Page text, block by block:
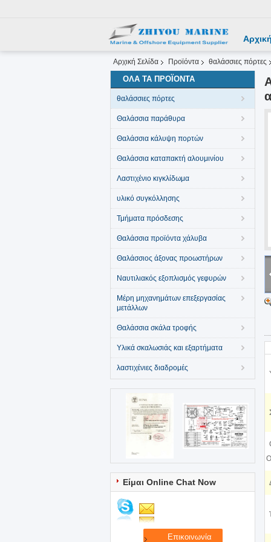
Αρχική Σελίδα Προϊόντα θαλάσσιες πόρτες
ΌΛΑ ΤΑ ΠΡΟΪΌΝΤΑ
θαλάσσιες πόρτες
Θαλάσσια παράθυρα
Θαλάσσια κάλυψη πορτών
Θαλάσσια καταπακτή αλουμινίου
Λαστιχένιο κιγκλίδωμα
υλικό συγκόλλησης
Τμήματα πρόσδεσης
Θαλάσσια προϊόντα χάλυβα
Θαλάσσιος άξονας προωστήρων
Ναυτιλιακός εξοπλισμός γεφυρών
Μέρη μηχανημάτων επεξεργασίας
μετάλλων
Θαλάσσια σκάλα τροφής
Υλικά σκαλωσιάς και εξαρτήματα
λαστιχένιες διαδρομές
Είμαι Online Chat Now